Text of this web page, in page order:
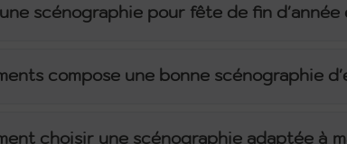
scénographie pour fête de fin
compose une bonne scénographie
choisir une scénographie adaptée à